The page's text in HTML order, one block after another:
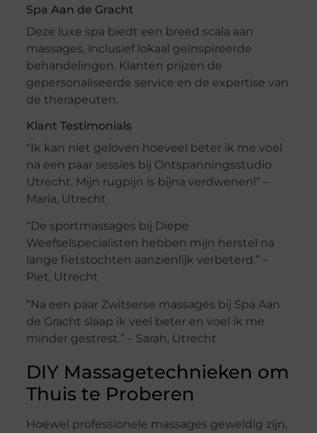
Spa Aan de Gracht
Deze luxe spa biedt een breed scala aan
massages, inclusief lokaal geïnspireerde
behandelingen. Klanten prijzen de
gepersonaliseerde service en de expertise van
de therapeuten.
Klant Testimonials
“Ik kan niet geloven hoeveel beter ik me voel
na een paar sessies bij Ontspanningsstudio
Utrecht. Mijn rugpijn is bijna verdwenen!” –
Maria, Utrecht
“De sportmassages bij Diepe
Weefselspecialisten hebben mijn herstel na
lange fietstochten aanzienlijk verbeterd.” –
Piet, Utrecht
“Na een paar Zwitserse massages bij Spa Aan
de Gracht slaap ik veel beter en voel ik me
minder gestrest.” – Sarah, Utrecht
DIY Massagetechnieken om
Thuis te Proberen
Hoewel professionele massages geweldig zijn,